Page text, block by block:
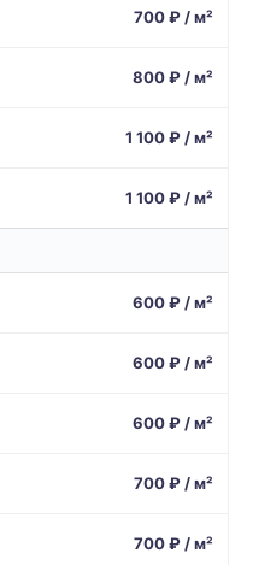
700 ₽ / м²
800 ₽ / м²
1 100 ₽ / м²
1 100 ₽ / м²
600 ₽ / м²
600 ₽ / м²
600 ₽ / м²
700 ₽ / м²
700 ₽ / м²